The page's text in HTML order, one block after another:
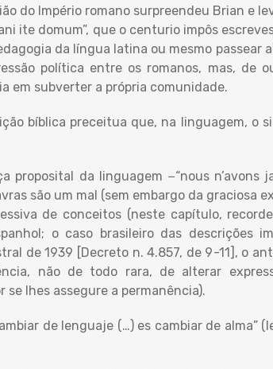
do Império romano surpreendeu Brian e
ite domum”, que o centurio impôs
da língua latina ou mesmo
política entre os romanos, mas, de
em subverter a própria comunidade.
bíblica preceitua que, na linguagem, o
proposital da linguagem −“nous
são um mal (sem embargo da graciosa
de conceitos (neste capítulo,
o caso brasileiro das descrições
de 1939 [Decreto n. 4.857, de 9-11], o
não de todo rara, de alterar
se lhes assegure a permanência).
de lenguaje (…) es cambiar de alma”